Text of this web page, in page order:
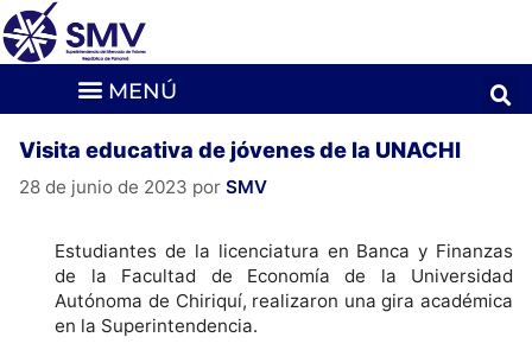
Visita educativa de jóvenes de la UNACHI
28 de junio de 2023 por SMV
Estudiantes de la licenciatura en Banca y Finanzas
de la Facultad de Economía de la Universidad
Autónoma de Chiriquí, realizaron una gira académica
en la Superintendencia.